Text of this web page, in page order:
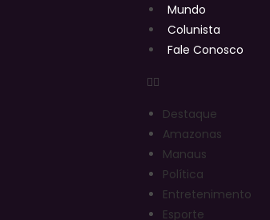
Mundo
Colunista
Fale Conosco
Destaque
Amazonas
Manaus
Política
Entretenimento
Esporte